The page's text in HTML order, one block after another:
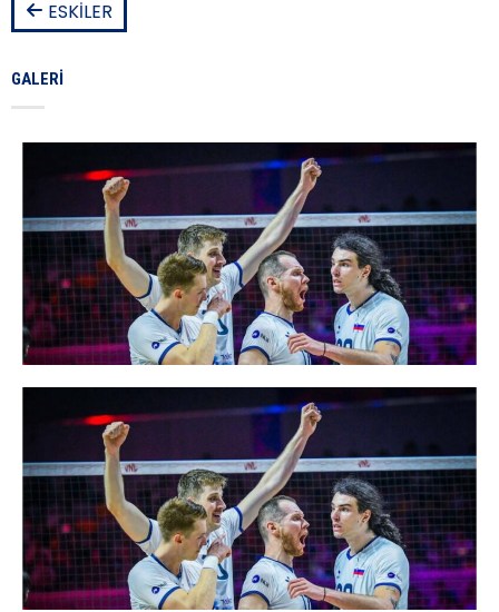
ESKILER
GALERI